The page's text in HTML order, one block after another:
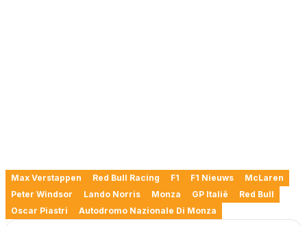
Max Verstappen Red Bull Racing F1 F1 Nieuws
McLaren
Peter Windsor
Lando Norris Monza GP Italië
Red Bull
Oscar Piastri
Autodromo Nazionale Di Monza